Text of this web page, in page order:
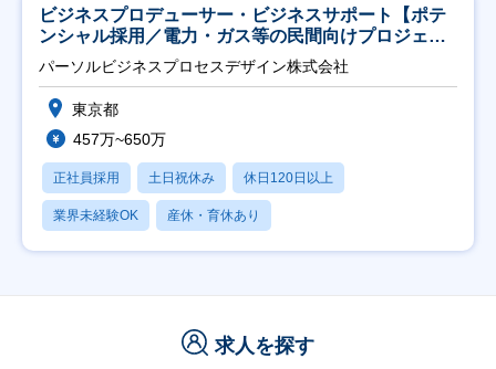
ビジネスプロデューサー・ビジネスサポート【ポテ
ンシャル採用／電力・ガス等の民間向けプロジェク
ト推進】
パーソルビジネスプロセスデザイン株式会社
東京都
457万~650万
正社員採用 土日祝休み 休日120日以上
業界未経験OK 産休・育休あり
求人を探す